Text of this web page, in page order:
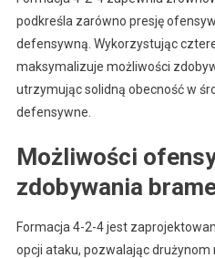
podkreśla zarówno presję
defensywną. Wykorzystując
maksymalizuje możliwości
utrzymując solidną obecność w
defensywne.
Możliwości
zdobywania
Formacja 4-2-4 jest
opcji ataku, pozwalając drużynom